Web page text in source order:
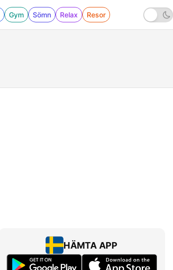
Gym Sömn Relax Resor
HÄMTA APP